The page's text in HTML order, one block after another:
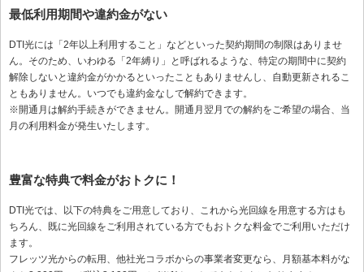
最低利用期間や違約金がない
DTI光には「2年以上利用すること」などといった契約期間の制限はありませ
ん。そのため、いわゆる「2年縛り」と呼ばれるような、特定の期間中に契約
解除しないと違約金がかかるといったこともありませんし、自動更新されるこ
ともありません。いつでも違約金なしで解約できます。
※開通月は解約手続きができません。開通月翌月での解約をご希望の場合、当
月の利用料金が発生いたします。
豊富な特典で料金がおトクに！
DTI光では、以下の特典をご用意しており、これから光回線を用意する方はも
ちろん、既に光回線をご利用されている方でもおトクな料金でご利用いただけ
ます。
フレッツ光からの転用、他社光コラボからの事業者変更なら、月額基本料がな